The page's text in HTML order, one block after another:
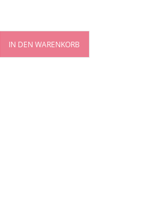
IN DEN WARENKORB